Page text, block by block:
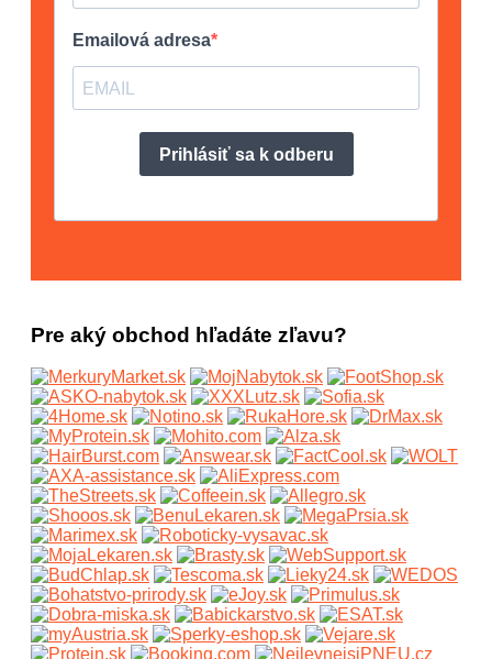
Pre aký obchod hľadáte zľavu?